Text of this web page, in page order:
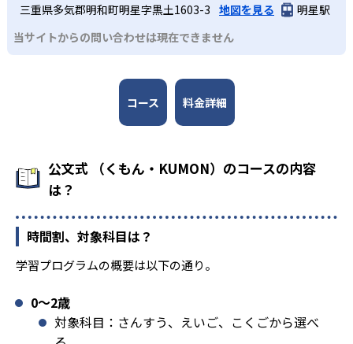
三重県多気郡明和町明星字黒土1603-3 地図を見る
明星駅
当サイトからの問い合わせは現在できません
コース 料金詳細
公文式 （くもん・KUMON）のコースの内容
は？
時間割、対象科目は？
学習プログラムの概要は以下の通り。
0〜2歳
対象科目：さんすう、えいご、こくごから選べ